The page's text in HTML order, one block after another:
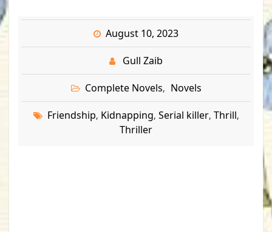
August 10, 2023
Gull Zaib
Complete Novels, Novels
Friendship, Kidnapping, Serial killer, Thrill,
Thriller